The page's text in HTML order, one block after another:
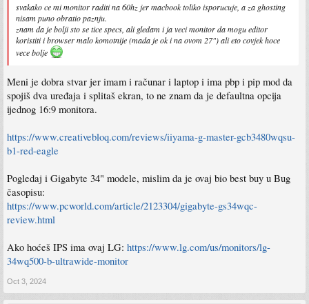
svakako ce mi monitor raditi na 60hz jer macbook toliko isporucuje, a za ghosting
nisam puno obratio paznju.
znam da je bolji sto se tice specs, ali gledam i ja veci monitor da mogu editor
koristiti i browser malo komotnije (mada je ok i na ovom 27") ali eto covjek hoce
vece bolje
Meni je dobra stvar jer imam i računar i laptop i ima pbp i pip mod da
spojiš dva uređaja i splitaš ekran, to ne znam da je defaultna opcija
ijednog 16:9 monitora.
https://www.creativebloq.com/reviews/iiyama-g-master-gcb3480wqsu-
b1-red-eagle
Pogledaj i Gigabyte 34" modele, mislim da je ovaj bio best buy u Bug
časopisu:
https://www.pcworld.com/article/2123304/gigabyte-gs34wqc-
review.html
Ako hoćeš IPS ima ovaj LG: https://www.lg.com/us/monitors/lg-
34wq500-b-ultrawide-monitor
Oct 3, 2024